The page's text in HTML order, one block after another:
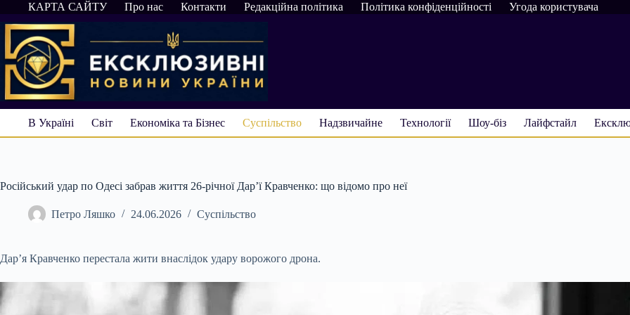
Перейти
до
вмісту
КАРТА САЙТУ Про нас Контакти Редакційна політика Політика конфіденційності Угода користувача
В Україні Світ Економіка та Бізнес Суспільство Надзвичайне Технології Шоу-біз Лайфстайл
Російський удар по Одесі забрав життя 26-річної Дар’ї Кравченко: що відомо про неї
Петро Ляшко 24.06.2026 Суспільство
Дар’я Кравченко перестала жити внаслідок удару ворожого дрона.